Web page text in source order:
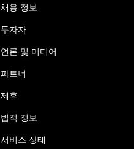
채용 정보
투자자
언론 및 미디어
파트너
제휴
법적 정보
서비스 상태